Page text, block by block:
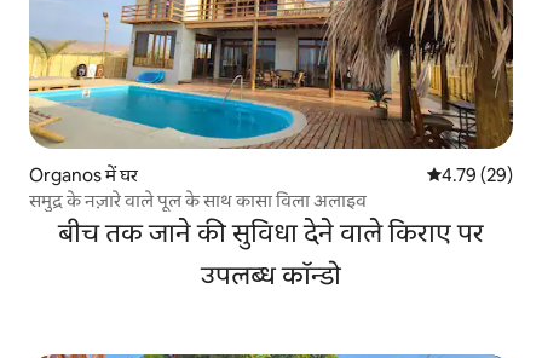
Organos में घर औसत रेटिंग 5 में
4.79 (29)
समुद्र के नज़ारे वाले पूल के साथ कासा विला अलाइव
बीच तक जाने की सुविधा देने वाले किराए पर
उपलब्ध कॉन्डो